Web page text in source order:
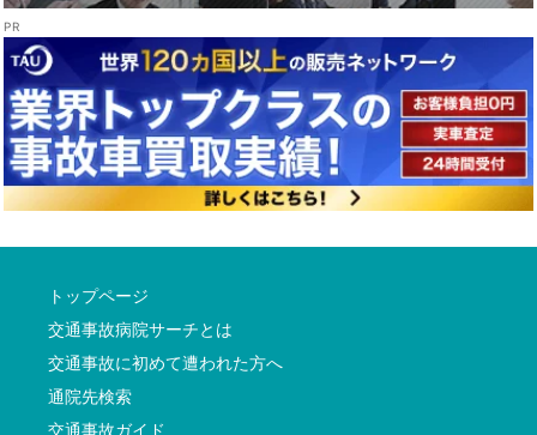
トップページ
交通事故病院サーチとは
交通事故に初めて遭われた方へ
通院先検索
交通事故ガイド